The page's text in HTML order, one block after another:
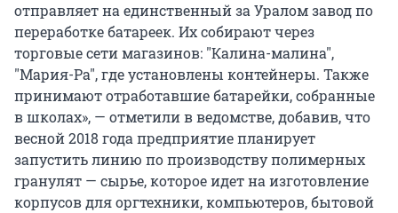
отправляет на единственный за Уралом завод по
переработке батареек. Их собирают через
торговые сети магазинов: "Калина-малина",
"Мария-Ра", где установлены контейнеры. Также
принимают отработавшие батарейки, собранные
в школах», — отметили в ведомстве, добавив, что
весной 2018 года предприятие планирует
запустить линию по производству полимерных
гранулят — сырье, которое идет на изготовление
корпусов для оргтехники, компьютеров, бытовой